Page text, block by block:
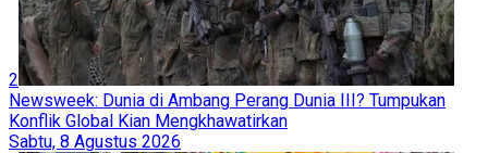
2
Newsweek: Dunia di Ambang Perang Dunia III? Tumpukan
Konflik Global Kian Mengkhawatirkan
Sabtu, 8 Agustus 2026